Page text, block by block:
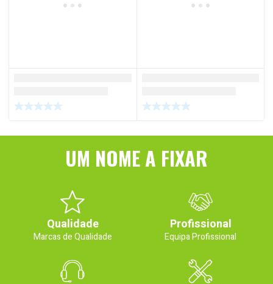
UM NOME A FIXAR
Qualidade
Marcas de Qualidade
Profissional
Equipa Profissional